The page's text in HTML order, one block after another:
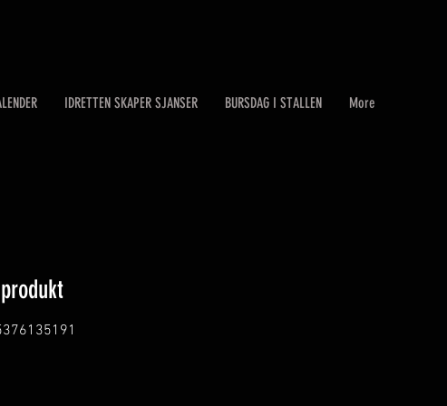
IDRETTEN SKAPER SJANSER BURSDAG I STALLEN More